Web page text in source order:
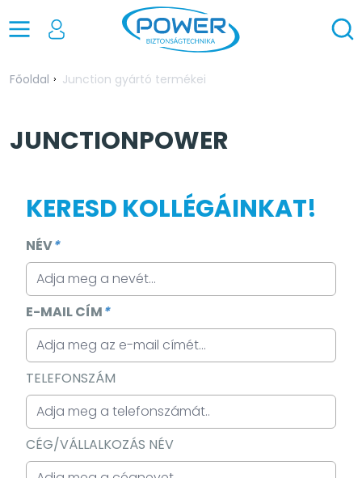
Főoldal Junction gyártó termékei
JUNCTIONPOWER
KERESD KOLLÉGÁINKAT!
NÉV*
E-MAIL CÍM*
TELEFONSZÁM
CÉG/VÁLLALKOZÁS NÉV